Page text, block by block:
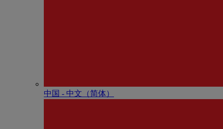
中国 - 中⽂（简体）